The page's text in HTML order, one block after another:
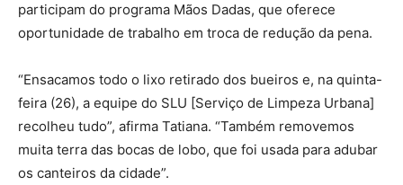
participam do programa Mãos Dadas, que oferece
oportunidade de trabalho em troca de redução da pena.
“Ensacamos todo o lixo retirado dos bueiros e, na quinta-
feira (26), a equipe do SLU [Serviço de Limpeza Urbana]
recolheu tudo”, afirma Tatiana. “Também removemos
muita terra das bocas de lobo, que foi usada para adubar
os canteiros da cidade”.